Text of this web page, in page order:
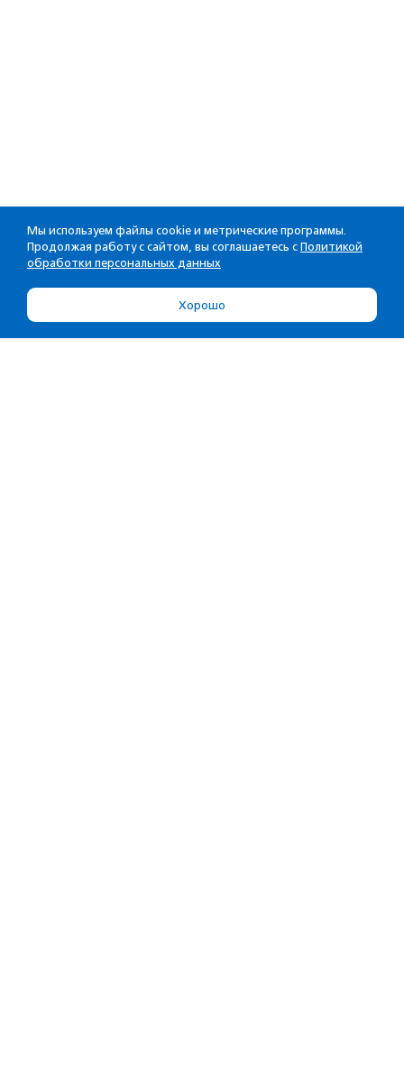
Мы используем файлы cookie и метрические программы.
Продолжая работу с сайтом, вы соглашаетесь с Политикой
обработки персональных данных
Хорошо